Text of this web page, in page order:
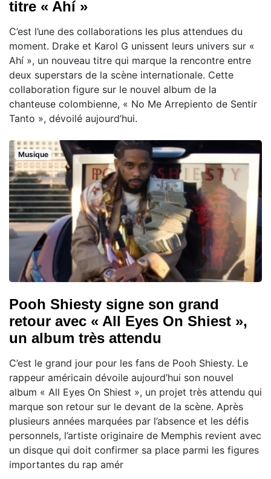
titre « Ahí »
C’est l’une des collaborations les plus attendues du
moment. Drake et Karol G unissent leurs univers sur «
Ahí », un nouveau titre qui marque la rencontre entre
deux superstars de la scène internationale. Cette
collaboration figure sur le nouvel album de la
chanteuse colombienne, « No Me Arrepiento de Sentir
Tanto », dévoilé aujourd’hui.
Musique
Pooh Shiesty signe son grand
retour avec « All Eyes On Shiest »,
un album très attendu
C’est le grand jour pour les fans de Pooh Shiesty. Le
rappeur américain dévoile aujourd’hui son nouvel
album « All Eyes On Shiest », un projet très attendu qui
marque son retour sur le devant de la scène. Après
plusieurs années marquées par l’absence et les défis
personnels, l’artiste originaire de Memphis revient avec
un disque qui doit confirmer sa place parmi les figures
importantes du rap amér